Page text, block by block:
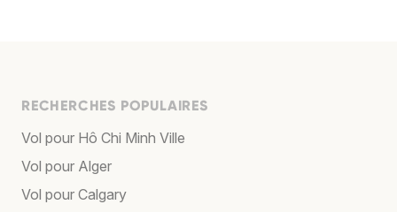
RECHERCHES POPULAIRES
Vol pour Hô Chi Minh Ville
Vol pour Alger
Vol pour Calgary